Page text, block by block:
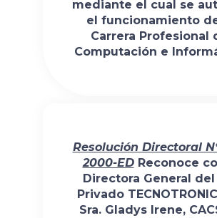
mediante el cual se
el funcionamiento
Carrera Profesional
Computación e
Resolución Directoral
2000-EDReconoce
Directora General del
Privado
Sra. Gladys Irene,